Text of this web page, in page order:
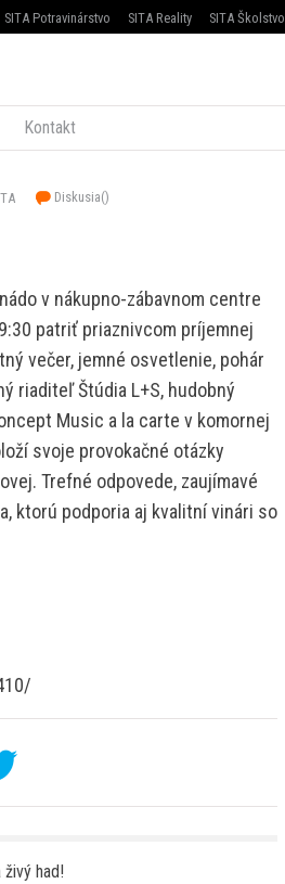
SITA Potravinárstvo SITA Reality SITA Školstvo
Kontakt
Diskusia()
v nákupno-zábavnom centre
patriť priaznivcom príjemnej
večer, jemné osvetlenie, pohár
riaditeľ Štúdia L+S, hudobný
Music a la carte v komornej
svoje provokačné otázky
Trefné odpovede, zaujímavé
ktorú podporia aj kvalitní vinári so
had!